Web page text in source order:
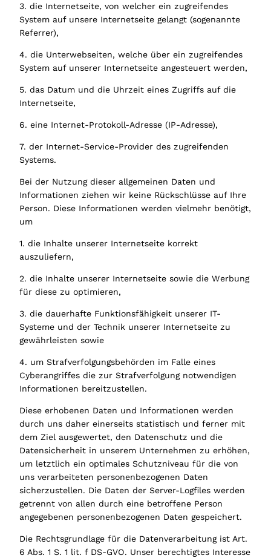
3. die Internetseite, von welcher ein zugreifendes
System auf unsere Internetseite gelangt (sogenannte
Referrer),
4. die Unterwebseiten, welche über ein zugreifendes
System auf unserer Internetseite angesteuert werden,
5. das Datum und die Uhrzeit eines Zugriffs auf die
Internetseite,
6. eine Internet-Protokoll-Adresse (IP-Adresse),
7. der Internet-Service-Provider des zugreifenden
Systems.
Bei der Nutzung dieser allgemeinen Daten und
Informationen ziehen wir keine Rückschlüsse auf Ihre
Person. Diese Informationen werden vielmehr benötigt,
um
1. die Inhalte unserer Internetseite korrekt
auszuliefern,
2. die Inhalte unserer Internetseite sowie die Werbung
für diese zu optimieren,
3. die dauerhafte Funktionsfähigkeit unserer IT-
Systeme und der Technik unserer Internetseite zu
gewährleisten sowie
4. um Strafverfolgungsbehörden im Falle eines
Cyberangriffes die zur Strafverfolgung notwendigen
Informationen bereitzustellen.
Diese erhobenen Daten und Informationen werden
durch uns daher einerseits statistisch und ferner mit
dem Ziel ausgewertet, den Datenschutz und die
Datensicherheit in unserem Unternehmen zu erhöhen,
um letztlich ein optimales Schutzniveau für die von
uns verarbeiteten personenbezogenen Daten
sicherzustellen. Die Daten der Server-Logfiles werden
getrennt von allen durch eine betroffene Person
angegebenen personenbezogenen Daten gespeichert.
Die Rechtsgrundlage für die Datenverarbeitung ist Art.
6 Abs. 1 S. 1 lit. f DS-GVO. Unser berechtigtes Interesse